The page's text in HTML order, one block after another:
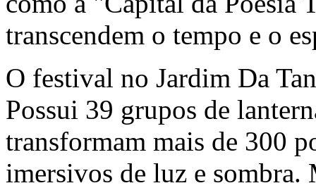
transcendem o tempo e o
O festival no Jardim Da
Possui 39 grupos de
transformam mais de 300
imersivos de luz e sombra.